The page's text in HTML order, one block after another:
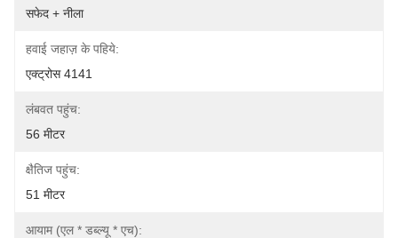
सफेद + नीला
हवाई जहाज़ के पहिये:
एक्ट्रोस 4141
लंबवत पहुंच:
56 मीटर
क्षैतिज पहुंच:
51 मीटर
आयाम (एल * डब्ल्यू * एच):